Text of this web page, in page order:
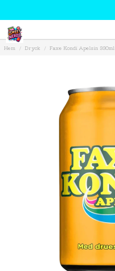
Hem Dryck Faxe Kondi Apelsin 330ml